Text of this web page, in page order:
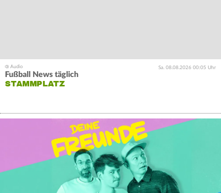
Sa. 08.08.2026 00:05 Uhr
Fußball News täglich
STAMMPLATZ